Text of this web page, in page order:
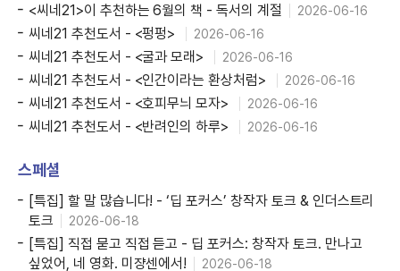
<씨네21>이 추천하는 6월의 책 - 독서의 계절 2026-06-16
씨네21 추천도서 - <펑펑> 2026-06-16
씨네21 추천도서 - <굴과 모래> 2026-06-16
씨네21 추천도서 - <인간이라는 환상처럼> 2026-06-16
씨네21 추천도서 - <호피무늬 모자> 2026-06-16
씨네21 추천도서 - <반려인의 하루> 2026-06-16
스페셜
[특집] 할 말 많습니다! - ‘딥 포커스’ 창작자 토크 & 인더스트리
토크
2026-06-18
[특집] 직접 묻고 직접 듣고 - 딥 포커스: 창작자 토크. 만나고
싶었어, 네 영화. 미쟝센에서!
2026-06-18